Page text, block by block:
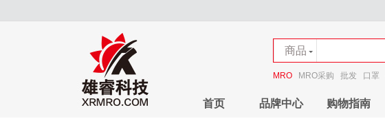
商品
店铺
MRO MRO采购 批发 口罩
首页 品牌中心 购物指南